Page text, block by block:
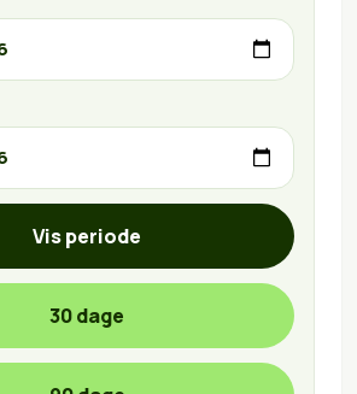
Vis periode
30 dage